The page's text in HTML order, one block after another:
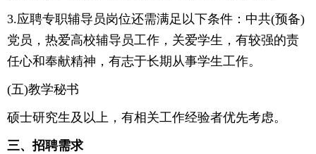
3.应聘专职辅导员岗位还需满足以下条件：中共(预备)
党员，热爱高校辅导员工作，关爱学生，有较强的责
任心和奉献精神，有志于长期从事学生工作。
(五)教学秘书
硕士研究生及以上，有相关工作经验者优先考虑。
三、招聘需求